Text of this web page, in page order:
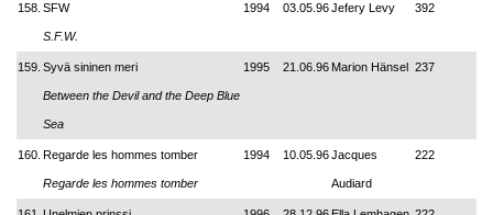
158. SFW
S.F.W.
1994 03.05.96Jefery Levy 392
159. Syvä sininen meri
Between the Devil and the Deep Blue
Sea
1995 21.06.96 Marion Hänsel 237
160. Regarde les hommes tomber
Regarde les hommes tomber
1994 10.05.96Jacques
Audiard
222